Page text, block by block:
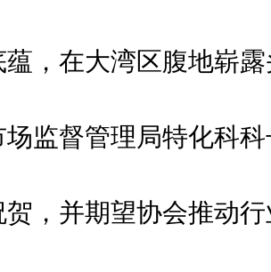
蕴，在大湾区腹地崭
监督管理局特化科
贺，并期望协会推动